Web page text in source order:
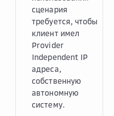
сценария
требуется, чтобы
клиент имел
Provider
Independent IP
адреса,
собственную
автономную
систему.